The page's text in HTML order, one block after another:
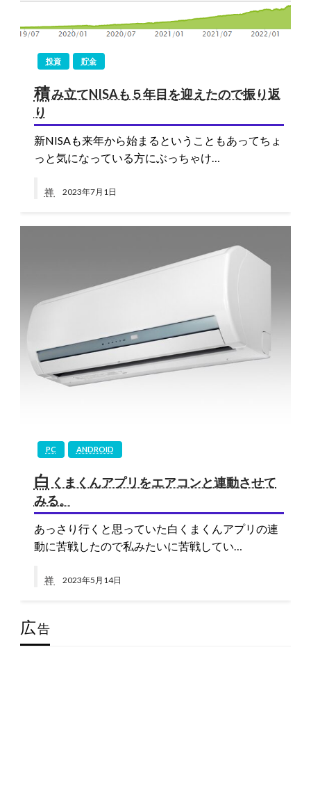
投資 貯金
積み立てNISAも５年目を迎えたので振り返
り
新NISAも来年から始まるということもあってちょ
っと気になっている方にぶっちゃけ…
祥 2023年7月1日
PC ANDROID
白 くまくんアプリをエアコンと連動させて
みる。
あっさり行くと思っていた白くまくんアプリの連
動に苦戦したので私みたいに苦戦してい…
祥 2023年5月14日
広告